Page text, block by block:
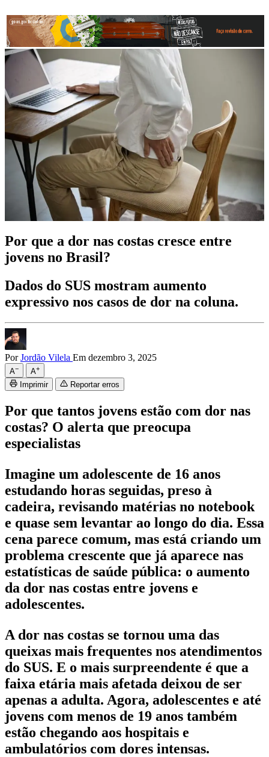
Por que a dor nas costas cresce entre
jovens no Brasil?
Dados do SUS mostram aumento
expressivo nos casos de dor na coluna.
PorJordão Vilela Em dezembro 3, 2025
A− A+
Imprimir Reportar erros
Por que tantos jovens estão com dor nas
costas? O alerta que preocupa
especialistas
Imagine um adolescente de 16 anos
estudando horas seguidas, preso à
cadeira, revisando matérias no notebook
e quase sem levantar ao longo do dia. Essa
cena parece comum, mas está criando um
problema crescente que já aparece nas
estatísticas de saúde pública: o aumento
da dor nas costas entre jovens e
adolescentes.
A dor nas costas se tornou uma das
queixas mais frequentes nos atendimentos
do SUS. E o mais surpreendente é que a
faixa etária mais afetada deixou de ser
apenas a adulta. Agora, adolescentes e até
jovens com menos de 19 anos também
estão chegando aos hospitais e
ambulatórios com dores intensas.